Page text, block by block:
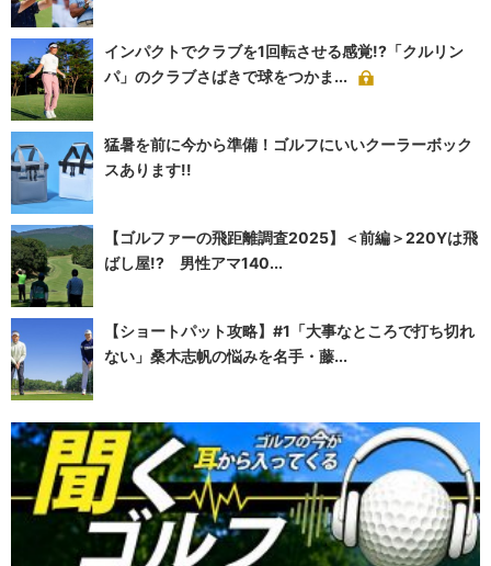
インパクトでクラブを1回転させる感覚!?「クルリン
パ」のクラブさばきで球をつかま...
猛暑を前に今から準備！ゴルフにいいクーラーボック
スあります!!
【ゴルファーの飛距離調査2025】＜前編＞220Yは飛
ばし屋!? 男性アマ140...
【ショートパット攻略】#1「大事なところで打ち切れ
ない」桑木志帆の悩みを名手・藤...